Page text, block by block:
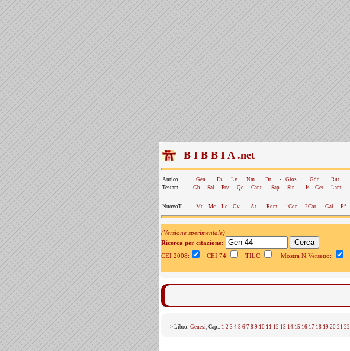
B I B B I A .net
Antico Gen Es Lv Nm Dt - Gios Gdc Rut
Testam.
Gb Sal Prv Qo Cant Sap Sir - Is Ger Lam
NuovoT. Mt Mc Lc Gv - At - Rom 1Cor 2Cor Gal Ef
(Versione sperimentale)
Ricerca per citazione:
CEI 2008:
CEI 74: TILC: Mostra N.Versetto:
> Libro: Genesi, Cap.: 1 2 3 4 5 6 7 8 9 10 11 12 13 14 15 16 17 18 19 20 21 22